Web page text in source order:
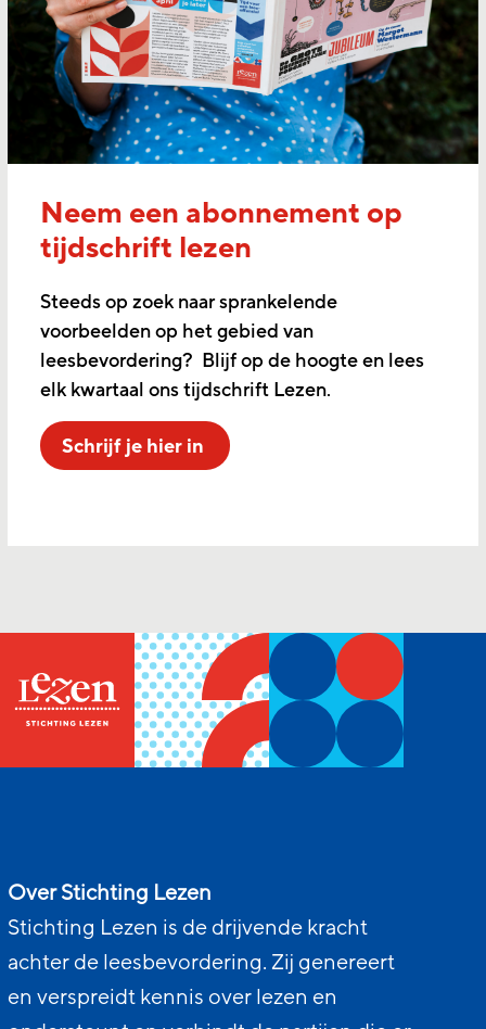
Neem een abonnement op
tijdschrift lezen
Steeds op zoek naar sprankelende
voorbeelden op het gebied van
leesbevordering? Blijf op de hoogte en lees
elk kwartaal ons tijdschrift Lezen.
Schrijf je hier in
Over Stichting Lezen
Stichting Lezen is de drijvende kracht
achter de leesbevordering. Zij genereert
en verspreidt kennis over lezen en